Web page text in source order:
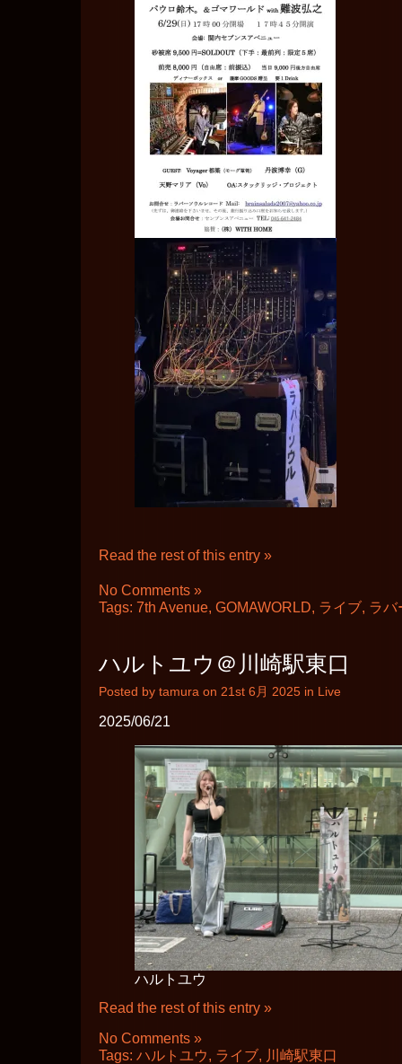
Read the rest of this entry »
No Comments »
Tags: 7th Avenue, GOMAWORLD, ライブ, ラバ
ハルトユウ＠川崎駅東口
Posted by tamura on 21st 6月 2025 in Live
2025/06/21
ハルトユウ
Read the rest of this entry »
No Comments »
Tags: ハルトユウ, ライブ, 川崎駅東口